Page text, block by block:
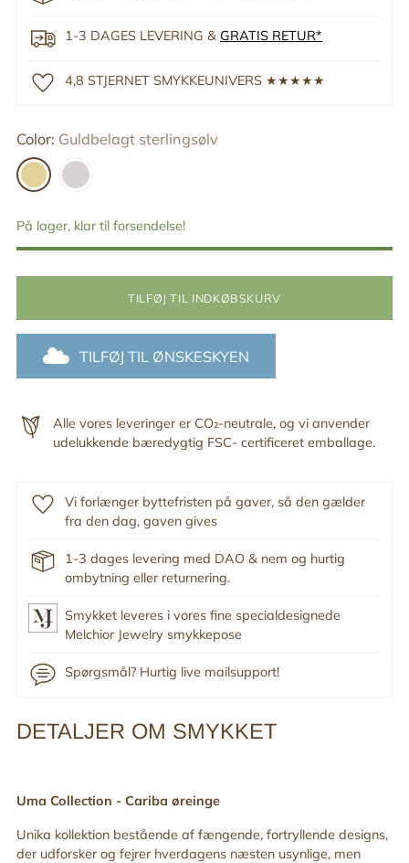
1-3 DAGES LEVERING & GRATIS RETUR*
4,8 STJERNET SMYKKEUNIVERS ★★★★★
Color: Guldbelagt sterlingsølv
På lager, klar til forsendelse!
TILFØJ TIL INDKØBSKURV
TILFØJ TIL ØNSKESKYEN
Alle vores leveringer er CO₂-neutrale, og vi anvender
udelukkende bæredygtig FSC- certificeret emballage.
Vi forlænger byttefristen på gaver, så den gælder
fra den dag, gaven gives
1-3 dages levering med DAO & nem og hurtig
ombytning eller returnering.
Smykket leveres i vores fine specialdesignede
Melchior Jewelry smykkepose
Spørgsmål? Hurtig live mailsupport!
Tilføj
din
DETALJER OM SMYKKET
Uma Collection - Cariba øreinge
Unika kollektion bestående af fængende, fortryllende designs,
der udforsker og fejrer hverdagens næsten usynlige, men